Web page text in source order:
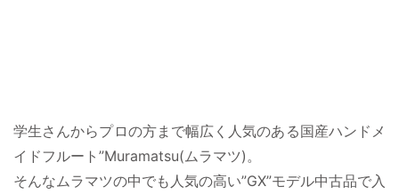
学生さんからプロの方まで幅広く人気のある国産ハンドメ
イドフルート”Muramatsu(ムラマツ)。
そんなムラマツの中でも人気の高い”GX”モデル中古品で入